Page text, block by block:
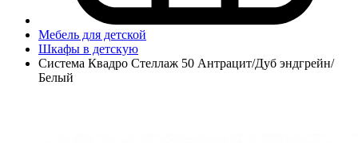
Мебель для детской
Шкафы в детскую
Система Квадро Стеллаж 50 Антрацит/Дуб эндгрейн/
Белый